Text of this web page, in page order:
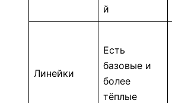
й
Линейки
Есть
базовые и
более
тёплые